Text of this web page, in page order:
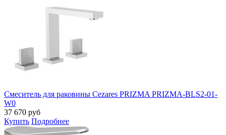
Смеситель для раковины Cezares PRIZMA PRIZMA-BLS2-01-
W0
37 670 руб
Купить Подробнее